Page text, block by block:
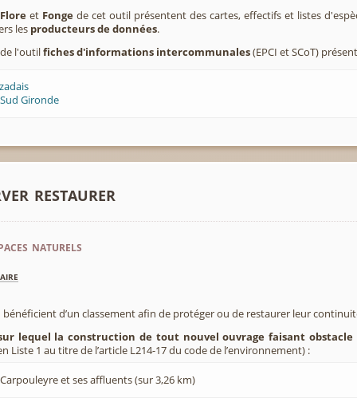
Flore et Fonge de cet outil présentent des cartes, effectifs et listes
les producteurs de données.
l'outilfiches d'informations intercommunales(EPCI et SCoT)
Gironde
restaurer
naturels
bénéficient d’un classement afin de protéger ou de restaurer leur
lequel la construction de tout nouvel ouvrage faisant
Liste 1 au titre de l’article L214-17 du code de l’environnement) :
et ses affluents (sur 3,26 km)